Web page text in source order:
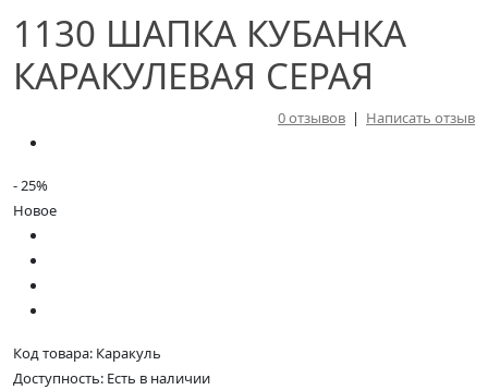
1130 ШАПКА КУБАНКА
КАРАКУЛЕВАЯ СЕРАЯ
0 отзывов | Написать отзыв
- 25%
Новое
Код товара: Каракуль
Доступность: Есть в наличии